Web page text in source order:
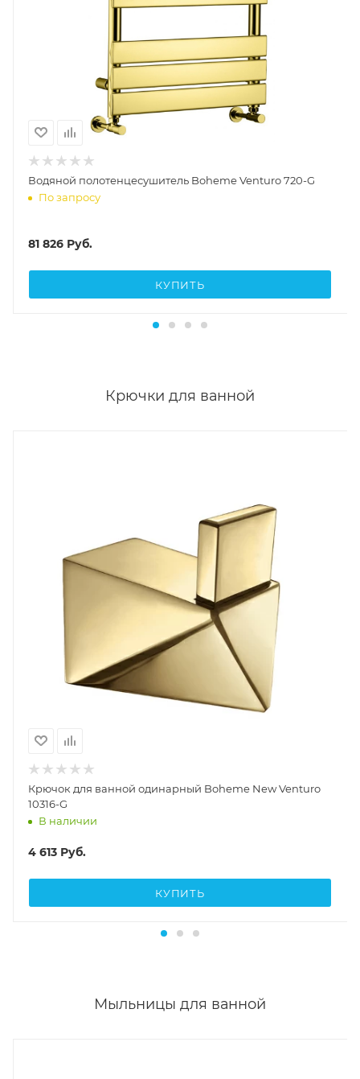
Водяной полотенцесушитель Boheme Venturo 720-G
По запросу
81 826 Руб.
КУПИТЬ
Крючки для ванной
Крючок для ванной одинарный Boheme New Venturo
10316-G
В наличии
4 613 Руб.
КУПИТЬ
Мыльницы для ванной